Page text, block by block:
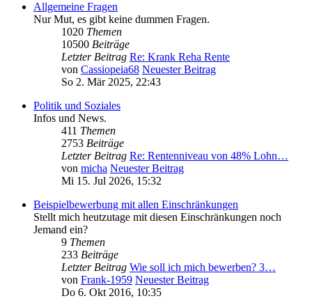
Allgemeine Fragen
Nur Mut, es gibt keine dummen Fragen.
1020 Themen
10500 Beiträge
Letzter Beitrag Re: Krank Reha Rente
von Cassiopeia68 Neuester Beitrag
So 2. Mär 2025, 22:43
Politik und Soziales
Infos und News.
411 Themen
2753 Beiträge
Letzter Beitrag Re: Rentenniveau von 48% Lohn…
von micha Neuester Beitrag
Mi 15. Jul 2026, 15:32
Beispielbewerbung mit allen Einschränkungen
Stellt mich heutzutage mit diesen Einschränkungen noch
Jemand ein?
9 Themen
233 Beiträge
Letzter Beitrag Wie soll ich mich bewerben? 3…
von Frank-1959 Neuester Beitrag
Do 6. Okt 2016, 10:35